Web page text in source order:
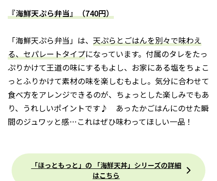
『海鮮天ぷら弁当』（740円）
「海鮮天ぷら弁当」は、 天ぷらとごはんを別々で味わえ
る、セパレートタイプになっています。付属のタレをたっ
ぷりかけて王道の味にするもよし、お家にある塩をちょこ
っとふりかけて素材の味を楽しむもよし。気分に合わせて
食べ方をアレンジできるのが、ちょっとした楽しみでもあ
り、うれしいポイントです♪ あったかごはんにのせた瞬
間のジュワッと感…これはぜひ味わってほしい一品！
「ほっともっと」の 「海鮮天丼」シリーズの詳細
はこちら